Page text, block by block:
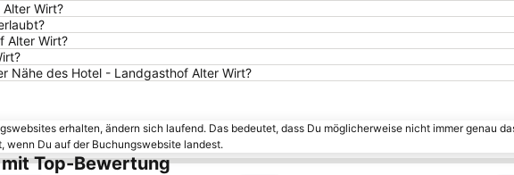
Wirt?
Alter Wirt?
Nähe des Hotel - Landgasthof Alter Wirt?
erhalten, ändern sich laufend. Das bedeutet, dass Du möglicherweise nicht immer genau
wenn Du auf der Buchungswebsite landest.
Top-Bewertung